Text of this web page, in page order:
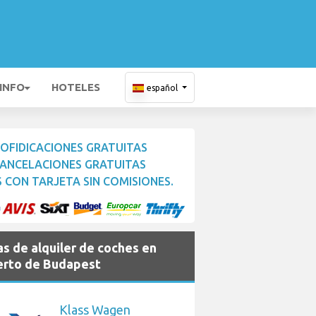
HOTELES español
GRATUITAS
GRATUITAS
CON TARJETA SIN COMISIONES.
de alquiler de coches en
de Budapest
Klass Wagen